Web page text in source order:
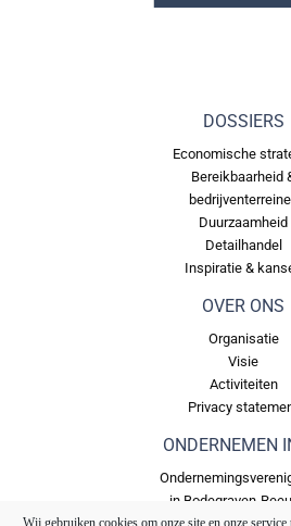
Wij gebruiken cookies om onze site en onze service
DOSSIERS
Economische
Bereikbaarheid
Duurzaamheid
Detailhandel
Inspiratie &
OVER ONS
Organisatie
Visie
Activiteiten
Privacy
ONDERNEMEN
in Bodegraven-